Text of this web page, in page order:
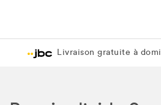
Livraison gratuite à